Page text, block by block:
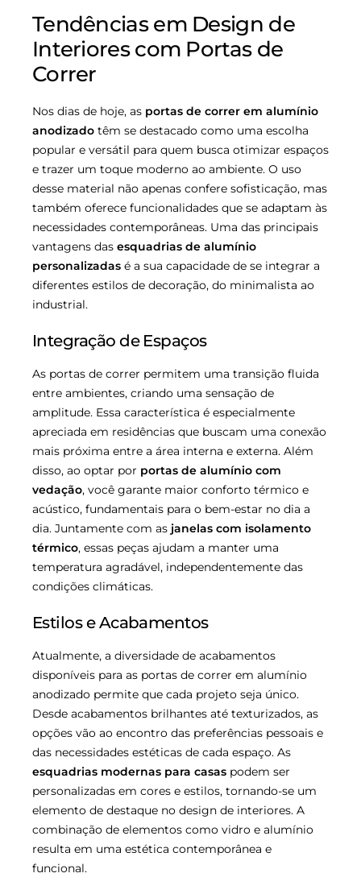
Tendências em Design de
Interiores com Portas de
Correr
Nos dias de hoje, as portas de correr em alumínio
anodizado têm se destacado como uma escolha
popular e versátil para quem busca otimizar espaços
e trazer um toque moderno ao ambiente. O uso
desse material não apenas confere sofisticação, mas
também oferece funcionalidades que se adaptam às
necessidades contemporâneas. Uma das principais
vantagens das esquadrias de alumínio
personalizadas é a sua capacidade de se integrar a
diferentes estilos de decoração, do minimalista ao
industrial.
Integração de Espaços
As portas de correr permitem uma transição fluida
entre ambientes, criando uma sensação de
amplitude. Essa característica é especialmente
apreciada em residências que buscam uma conexão
mais próxima entre a área interna e externa. Além
disso, ao optar por portas de alumínio com
vedação, você garante maior conforto térmico e
acústico, fundamentais para o bem-estar no dia a
dia. Juntamente com as janelas com isolamento
térmico, essas peças ajudam a manter uma
temperatura agradável, independentemente das
condições climáticas.
Estilos e Acabamentos
Atualmente, a diversidade de acabamentos
disponíveis para as portas de correr em alumínio
anodizado permite que cada projeto seja único.
Desde acabamentos brilhantes até texturizados, as
opções vão ao encontro das preferências pessoais e
das necessidades estéticas de cada espaço. As
esquadrias modernas para casas podem ser
personalizadas em cores e estilos, tornando-se um
elemento de destaque no design de interiores. A
combinação de elementos como vidro e alumínio
resulta em uma estética contemporânea e
funcional.